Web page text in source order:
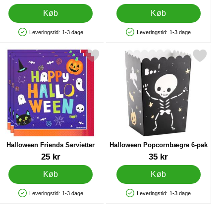
Køb
Produkttilgængelighed: På lager
Leveringstid: 1-3 dage
Køb
Produkttilgængelighed: På lager
Leveringstid: 1-3 dage
som favorit
Halloween Friends Servietter
25 kr
Køb
Produkttilgængelighed: På lager
Leveringstid: 1-3 dage
Markér halloween Friends Servietter som favorit
Halloween Popcornbægre 6-pak
35 kr
Køb
Produkttilgængelighed: På lager
Leveringstid: 1-3 dage
Markér halloween